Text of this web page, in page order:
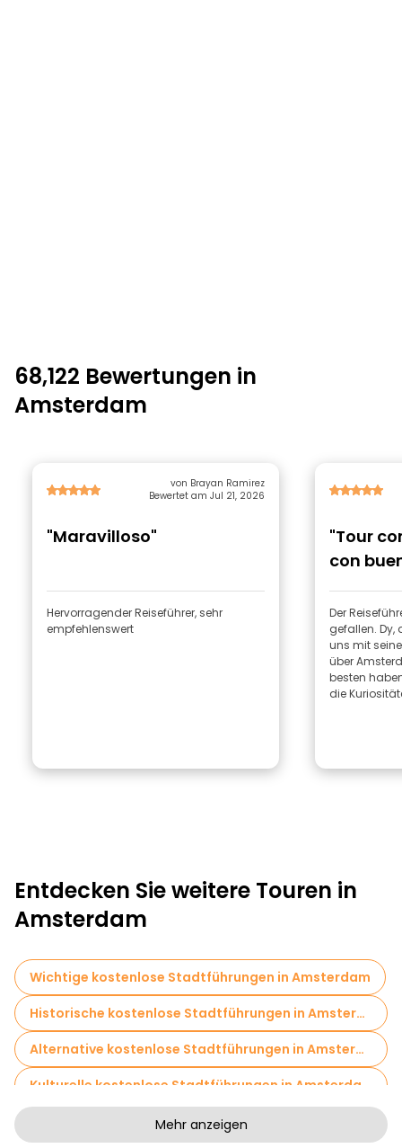
68,122 Bewertungen in
Amsterdam
von Brayan Ramirez
Bewertet am Jul 21, 2026
"Maravilloso"
Hervorragender Reiseführer, sehr
empfehlenswert
"Tour
con
Der
gefallen.
uns mit
über
besten
die
Entdecken Sie weitere Touren in
Amsterdam
Wichtige kostenlose Stadtführungen in Amsterdam
Historische kostenlose Stadtführungen in Amsterdam
Alternative kostenlose Stadtführungen in Amsterdam
Kunstfreie Stadtführungen in Amsterdam
Mehr anzeigen